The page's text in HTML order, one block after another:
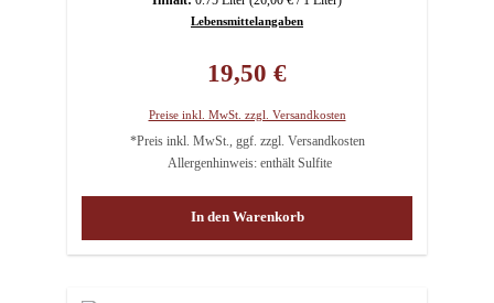
Lebensmittelangaben
19,50 €
Preise inkl. MwSt. zzgl. Versandkosten
*Preis inkl. MwSt., ggf. zzgl. Versandkosten
Allergenhinweis: enthält Sulfite
In den Warenkorb